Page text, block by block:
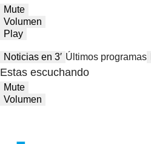
Mute
Volumen
Play
Noticias en 3′ Últimos programas
Estas escuchando
Mute
Volumen